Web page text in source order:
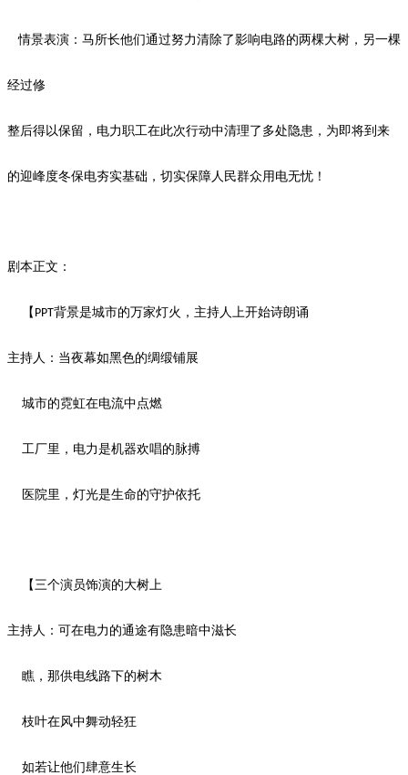
情景表演：马所长他们通过努力清除了影响电路的两棵大树，另一棵
经过修
整后得以保留，电力职工在此次行动中清理了多处隐患，为即将到来
的迎峰度冬保电夯实基础，切实保障人民群众用电无忧！
剧本正文：
【 PPT背景是城市的万家灯火，主持人上开始诗朗诵
主持人：当夜幕如黑色的绸缎铺展
城市的霓虹在电流中点燃
工厂里，电力是机器欢唱的脉搏
医院里，灯光是生命的守护依托
【三个演员饰演的大树上
主持人：可在电力的通途有隐患暗中滋长
瞧，那供电线路下的树木
枝叶在风中舞动轻狂
如若让他们肆意生长